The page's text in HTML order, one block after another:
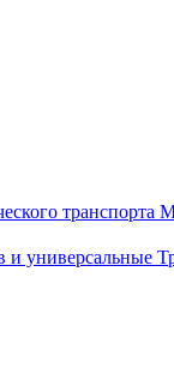
транспорта
и универсальные